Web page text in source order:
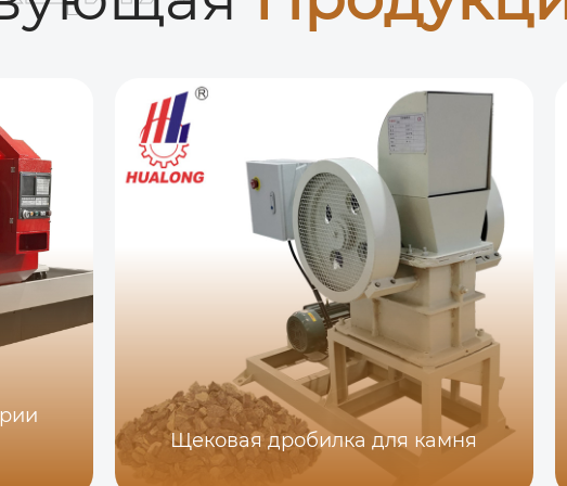
Щековая дробилка для камня